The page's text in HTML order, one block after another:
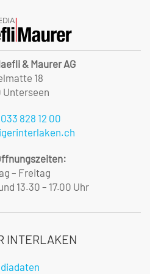
& Maurer AG
18
Unterseen
033 828 12 00
– Freitag
13.30 – 17.00 Uhr
INTERLAKEN